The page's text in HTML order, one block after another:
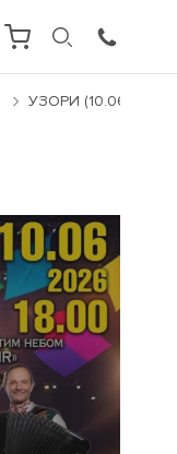
УЗОРИ (10.06)